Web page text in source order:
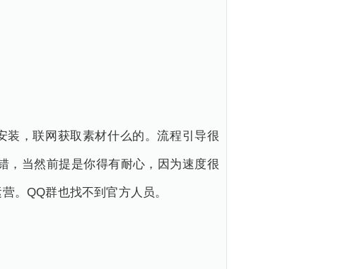
装，联网获取素材什么的。流程引导很
，当然前提是你得有耐心，因为速度很
。QQ群也找不到官方人员。